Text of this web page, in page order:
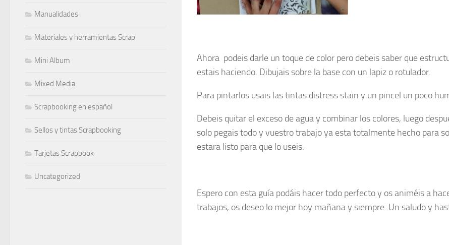
Ahora podeis darle un toque de color pero debeis saber que
estais haciendo. Dibujais sobre la base con un lapiz o rotulador.
Para pintarlos usais las tintas distress stain y un pincel un poco
Debeis quitar el exceso de agua y combinar los colores, luego
solo pegais todo y vuestro trabajo ya esta totalmente hecho para
estara listo para que lo useis.
Espero con esta guía podáis hacer todo perfecto y os animéis a
trabajos, os deseo lo mejor hoy mañana y siempre. Un saludo y
Manualidades
Materiales y herramientas Scrap
Mini Album
Mixed Media
Scrapbooking en español
Sellos y tintas Scrapbooking
Tarjetas Scrapbook
Uncategorized